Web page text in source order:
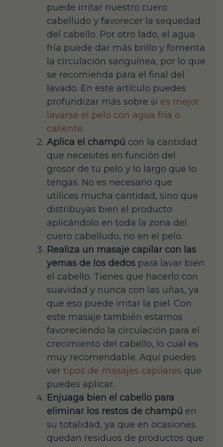
puede irritar nuestro cuero
cabelludo y favorecer la sequedad
del cabello. Por otro lado, el agua
fría puede dar más brillo y fomenta
la circulación sanguínea, por lo que
se recomienda para el final del
lavado. En este artículo puedes
profundizar más sobre si es mejor
lavarse el pelo con agua fría o
caliente.
Aplica el champú con la cantidad
que necesites en función del
grosor de tu pelo y lo largo que lo
tengas. No es necesario que
utilices mucha cantidad, sino que
distribuyas bien el producto
aplicándolo en toda la zona del
cuero cabelludo, no en el pelo.
Realiza un masaje capilar con las
yemas de los dedos para lavar bien
el cabello. Tienes que hacerlo con
suavidad y nunca con las uñas, ya
que eso puede irritar la piel. Con
este masaje también estamos
favoreciendo la circulación para el
crecimiento del cabello, lo cual es
muy recomendable. Aquí puedes
ver tipos de masajes capilares que
puedes aplicar.
Enjuaga bien el cabello para
eliminar los restos de champú en
su totalidad, ya que en ocasiones
quedan residuos de productos que